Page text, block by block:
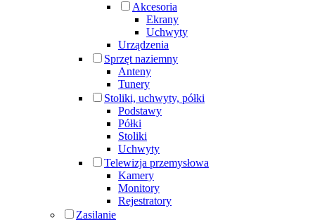
Akcesoria
Ekrany
Uchwyty
Urządzenia
Sprzęt naziemny
Anteny
Tunery
Stoliki, uchwyty, półki
Podstawy
Półki
Stoliki
Uchwyty
Telewizja przemysłowa
Kamery
Monitory
Rejestratory
Zasilanie